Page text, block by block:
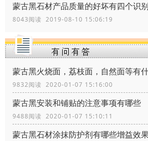
蒙古黑石材产品质量的好坏有四个识
8043阅读 2019-08-10 15:06:19
蒙古黑火烧面，荔枝面，自然面等有
9832阅读 2020-01-07 15:16:00
蒙古黑安装和铺贴的注意事项有哪些
9488阅读 2020-01-07 15:10:11
蒙古黑石材涂抹防护剂有哪些增益效